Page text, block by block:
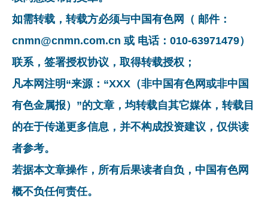
如需转载，转载方必须与中国有色网（ 邮件：
cnmn@cnmn.com.cn 或 电话：010-63971479）
联系，签署授权协议，取得转载授权；
凡本网注明“来源：“XXX（非中国有色网或非中国
有色金属报）”的文章，均转载自其它媒体，转载目
的在于传递更多信息，并不构成投资建议，仅供读
者参考。
若据本文章操作，所有后果读者自负，中国有色网
概不负任何责任。